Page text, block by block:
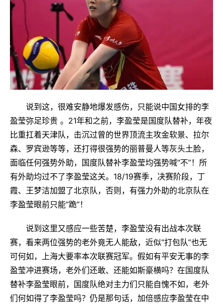
说到这，很难安静地爆发感伤，只能说中国女排的李
盈莹弥足珍贵 。21年和之前，李盈莹是国度队替补，年夜
比重扛着天津队，击沉过曾的世界顶流主攻金软景、拉尔
森、罗宾逊等等，还打得很强势的丽普曼人等灰头土脸，
面临任何强势外助，国度队替补李盈莹均强势喊“不”！所
有外助均过不了李盈莹这关。18/19赛季，决赛阶段，丁
霞、王梦洁加盟了北京队，否则，有强力外助的北京队在
李盈莹眼前只能“跪”！
说到这里又感应一些苦楚，李盈莹没有出战本次联
赛，看来两位强势的老外竟无人能敌，近似“打包队”也无
可何如，上海大要率本次联赛冠军。假如有平安无事的李
盈莹冲进赛场，老外们还敢、还能如斯豪横吗？在国度队
替补李盈莹眼前，国度队绝对主力们只能自愧不如，老外
们何如得了李盈莹吗？仍是那句话，加倍感应李盈莹在中